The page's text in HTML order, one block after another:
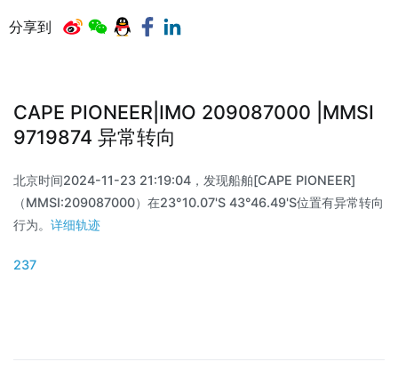
分享到
CAPE PIONEER|IMO 209087000 |MMSI
9719874 异常转向
北京时间2024-11-23 21:19:04，发现船舶[CAPE PIONEER]
（MMSI:209087000）在23°10.07'S 43°46.49'S位置有异常转向
行为。 详细轨迹
237